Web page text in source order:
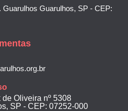
Guarulhos Guarulhos, SP - CEP:
Oliveira nº 5308
SP - CEP: 07252-000